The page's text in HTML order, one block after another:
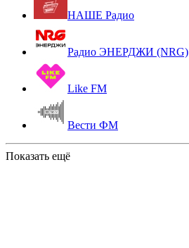
НАШЕ Радио
Радио ЭНЕРДЖИ (NRG)
Like FM
Вести ФМ
Показать ещё